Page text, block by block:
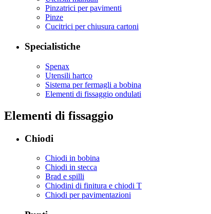
Pinzatrici per pavimenti
Pinze
Cucitrici per chiusura cartoni
Specialistiche
Spenax
Utensili hartco
Sistema per fermagli a bobina
Elementi di fissaggio ondulati
Elementi di fissaggio
Chiodi
Chiodi in bobina
Chiodi in stecca
Brad e spilli
Chiodini di finitura e chiodi T
Chiodi per pavimentazioni